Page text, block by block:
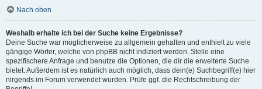
Nach oben
Weshalb erhalte ich bei der Suche keine Ergebnisse?
Deine Suche war möglicherweise zu allgemein gehalten und enthielt zu viele
gängige Wörter, welche von phpBB nicht indiziert werden. Stelle eine
spezifischere Anfrage und benutze die Optionen, die dir die erweiterte Suche
bietet. Außerdem ist es natürlich auch möglich, dass dein(e) Suchbegriff(e) hier
nirgends im Forum verwendet wurden. Prüfe ggf. die Rechtschreibung der